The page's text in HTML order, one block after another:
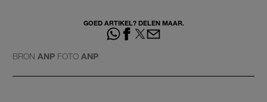
GOED ARTIKEL? DELEN MAAR.
BRON ANP FOTO ANP